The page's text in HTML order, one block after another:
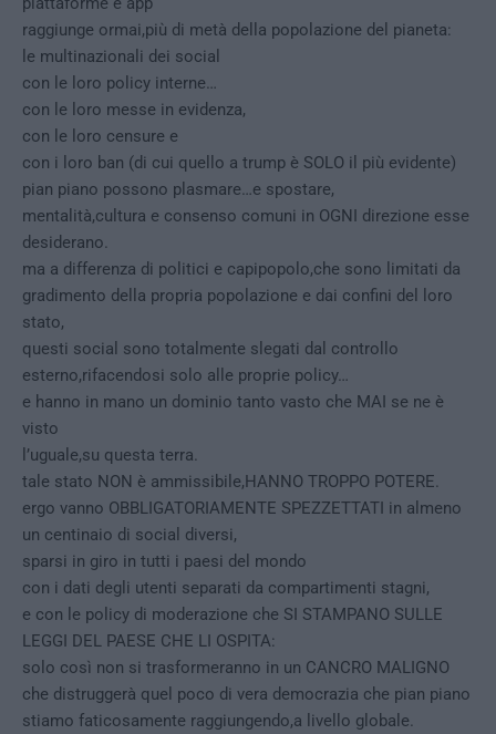
raggiunge ormai,più di metà della popolazione del pianeta:
le multinazionali dei social
con le loro policy interne…
con le loro messe in evidenza,
con le loro censure e
con i loro ban (di cui quello a trump è SOLO il più evidente)
pian piano possono plasmare…e spostare,
mentalità,cultura e consenso comuni in OGNI direzione esse
desiderano.
ma a differenza di politici e capipopolo,che sono limitati da
gradimento della propria popolazione e dai confini del loro
stato,
questi social sono totalmente slegati dal controllo
esterno,rifacendosi solo alle proprie policy…
e hanno in mano un dominio tanto vasto che MAI se ne è
visto
l’uguale,su questa terra.
tale stato NON è ammissibile,HANNO TROPPO POTERE.
ergo vanno OBBLIGATORIAMENTE SPEZZETTATI in almeno
un centinaio di social diversi,
sparsi in giro in tutti i paesi del mondo
con i dati degli utenti separati da compartimenti stagni,
e con le policy di moderazione che SI STAMPANO SULLE
LEGGI DEL PAESE CHE LI OSPITA:
solo così non si trasformeranno in un CANCRO MALIGNO
che distruggerà quel poco di vera democrazia che pian piano
stiamo faticosamente raggiungendo,a livello globale.